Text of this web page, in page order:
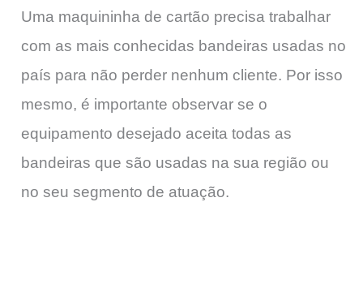
Uma maquininha de cartão precisa trabalhar
com as mais conhecidas bandeiras usadas no
país para não perder nenhum cliente. Por isso
mesmo, é importante observar se o
equipamento desejado aceita todas as
bandeiras que são usadas na sua região ou
no seu segmento de atuação.